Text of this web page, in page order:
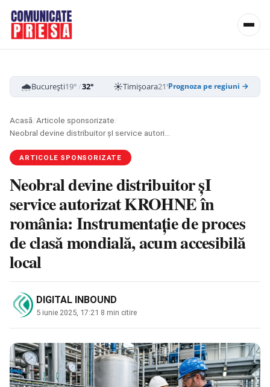
🌧️București19°/32° ☀️Timișoara21°/33° ☁️Cluj-Napoca
Prognoza pe regiuni →
Acasă/Articole sponsorizate/
ARTICOLE SPONSORIZATE
Neobral devine distribuitor șI
service autorizat KROHNE în
românia: Instrumentație de proces
de clasă mondială, acum accesibilă
local
DIGITAL INBOUND
5 iunie 2025, 17:21 8 min citire